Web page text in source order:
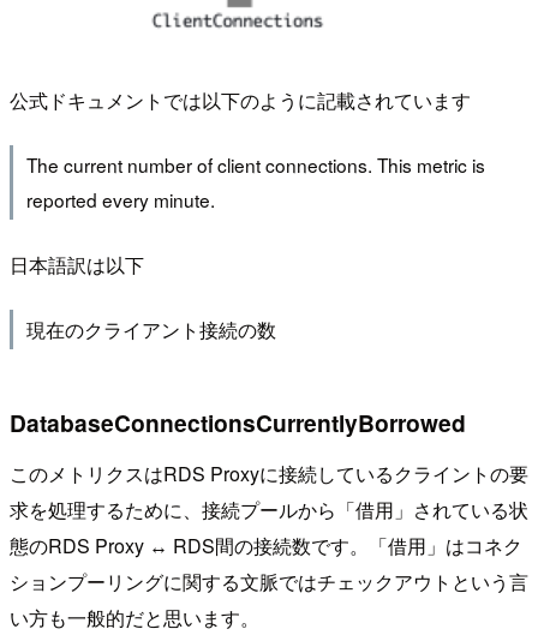
公式ドキュメントでは以下のように記載されています
The current number of client connections. This metric is
reported every minute.
日本語訳は以下
現在のクライアント接続の数
DatabaseConnectionsCurrentlyBorrowed
このメトリクスはRDS Proxyに接続しているクライントの要
求を処理するために、接続プールから「借用」されている状
態のRDS Proxy ↔ RDS間の接続数です。「借用」はコネク
ションプーリングに関する文脈ではチェックアウトという言
い方も一般的だと思います。